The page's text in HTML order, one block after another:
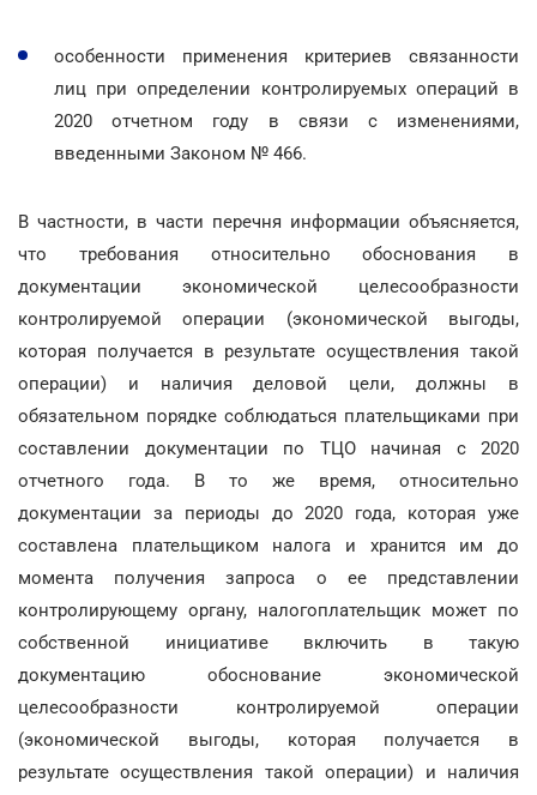
особенности применения критериев связанности
лиц при определении контролируемых операций в
2020 отчетном году в связи с изменениями,
введенными Законом № 466.
В частности, в части перечня информации объясняется,
что требования относительно обоснования в
документации экономической целесообразности
контролируемой операции (экономической выгоды,
которая получается в результате осуществления такой
операции) и наличия деловой цели, должны в
обязательном порядке соблюдаться плательщиками при
составлении документации по ТЦО начиная с 2020
отчетного года. В то же время, относительно
документации за периоды до 2020 года, которая уже
составлена плательщиком налога и хранится им до
момента получения запроса о ее представлении
контролирующему органу, налогоплательщик может по
собственной инициативе включить в такую
документацию обоснование экономической
целесообразности контролируемой операции
(экономической выгоды, которая получается в
результате осуществления такой операции) и наличия